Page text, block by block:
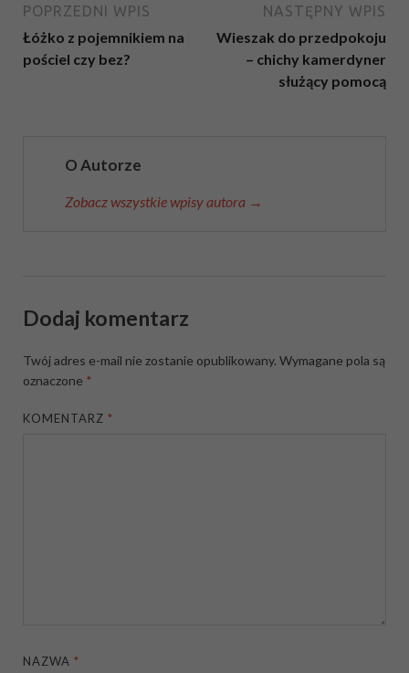
POPRZEDNI WPIS
Łóżko z pojemnikiem na
pościel czy bez?
NASTĘPNY WPIS
Wieszak do przedpokoju
– chichy kamerdyner
służący pomocą
O Autorze
Zobacz wszystkie wpisy autora →
Dodaj komentarz
Twój adres e-mail nie zostanie opublikowany. Wymagane pola są
oznaczone *
KOMENTARZ*
NAZWA*